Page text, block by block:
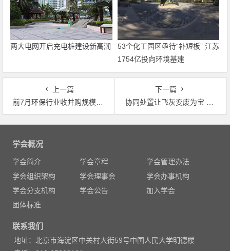
两大电网开启充电桩建设新高潮
53个化工园区亟待“补短板” 江苏
1754亿投向环境基建
上一篇
前7月环保行业收并购规模增长迅猛
下一篇
协同处置让飞灰变废为宝 金隅琉水垃圾焚烧飞灰工业化处置示范线破解飞灰难题
文
学会概况
学会简介 学会章程
学会管理办法
学会组织架构
学会理事会
学会办事机构
学会分支机构
学会公告
加入学会
团体标准
联系我们
地址：北京市海淀区中关村大街59号中国人民大学明德楼